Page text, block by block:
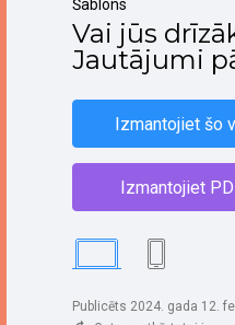
Šablons
Vai jūs
Jautājumi
Izmantojiet šo
Izmantojiet
Publicēts 2024. gada 12.